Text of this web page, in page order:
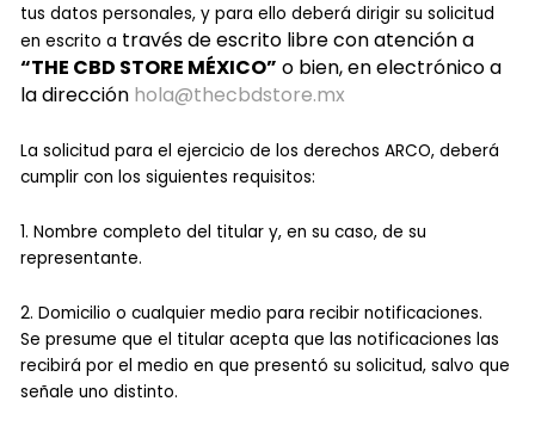
tus datos personales, y para ello deberá dirigir su solicitud
en escrito a través de escrito libre con atención a
“THE CBD STORE MÉXICO” o bien, en electrónico a
la dirección hola@thecbdstore.mx
La solicitud para el ejercicio de los derechos ARCO, deberá
cumplir con los siguientes requisitos:
1. Nombre completo del titular y, en su caso, de su
representante.
2. Domicilio o cualquier medio para recibir notificaciones.
Se presume que el titular acepta que las notificaciones las
recibirá por el medio en que presentó su solicitud, salvo que
señale uno distinto.